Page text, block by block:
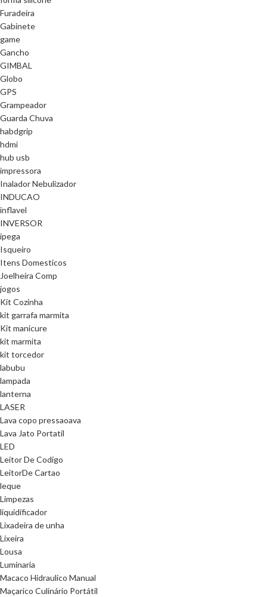
Furadeira
Gabinete
game
Gancho
GIMBAL
Globo
GPS
Grampeador
Guarda Chuva
habdgrip
hdmi
hub usb
impressora
Inalador Nebulizador
INDUCAO
inflavel
INVERSOR
ipega
Isqueiro
Itens Domesticos
Joelheira Comp
jogos
Kit Cozinha
kit garrafa marmita
Kit manicure
kit marmita
kit torcedor
labubu
lampada
lanterna
LASER
Lava copo pressaoava
Lava Jato Portatil
LED
Leitor De Codigo
LeitorDe Cartao
leque
Limpezas
liquidificador
Lixadeira de unha
Lixeira
Lousa
Luminaria
Macaco Hidraulico Manual
Maçarico Culinário Portátil